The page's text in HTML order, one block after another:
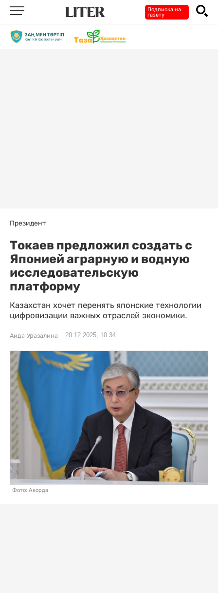
Подписка на
газету
Президент
Токаев предложил создать с
Японией аграрную и водную
исследовательскую
платформу
Казахстан хочет перенять японские технологии
цифровизации важных отраслей экономики.
Аида Уразалина 20.12.2025, 10:34
Фото: Акорда